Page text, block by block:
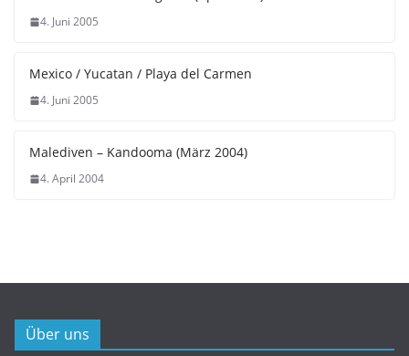
4. Juni 2005
Mexico / Yucatan / Playa del Carmen
4. Juni 2005
Malediven – Kandooma (März 2004)
4. April 2004
Über uns